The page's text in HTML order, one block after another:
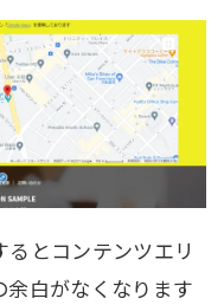
るとコンテンツエリ
白がなくなります